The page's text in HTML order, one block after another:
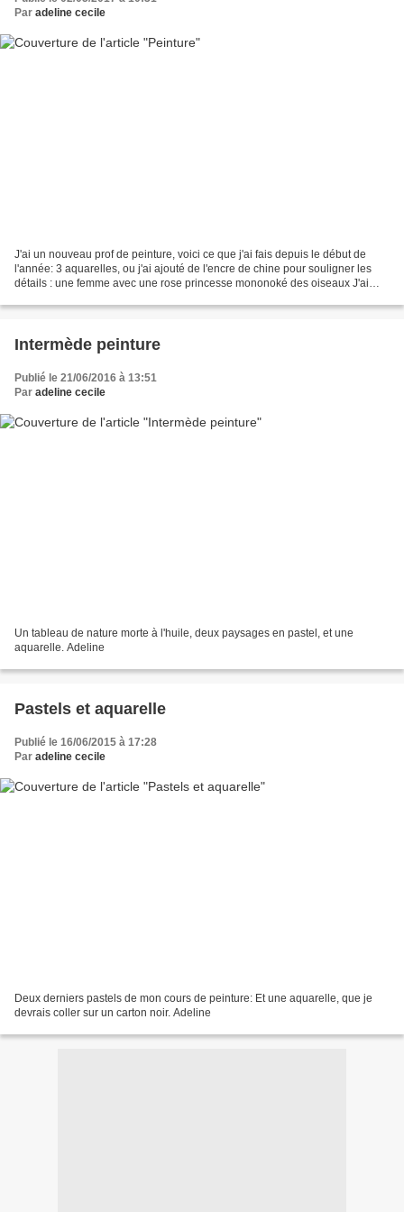
Par adeline cecile
J'ai un nouveau prof de peinture, voici ce que j'ai fais depuis le début de
l'année: 3 aquarelles, ou j'ai ajouté de l'encre de chine pour souligner les
détails : une femme avec une rose princesse mononoké des oiseaux J'ai
Intermède peinture
Publié le 21/06/2016 à 13:51
Par adeline cecile
Un tableau de nature morte à l'huile, deux paysages en pastel, et une
aquarelle. Adeline
Pastels et aquarelle
Publié le 16/06/2015 à 17:28
Par adeline cecile
Deux derniers pastels de mon cours de peinture: Et une aquarelle, que je
devrais coller sur un carton noir. Adeline